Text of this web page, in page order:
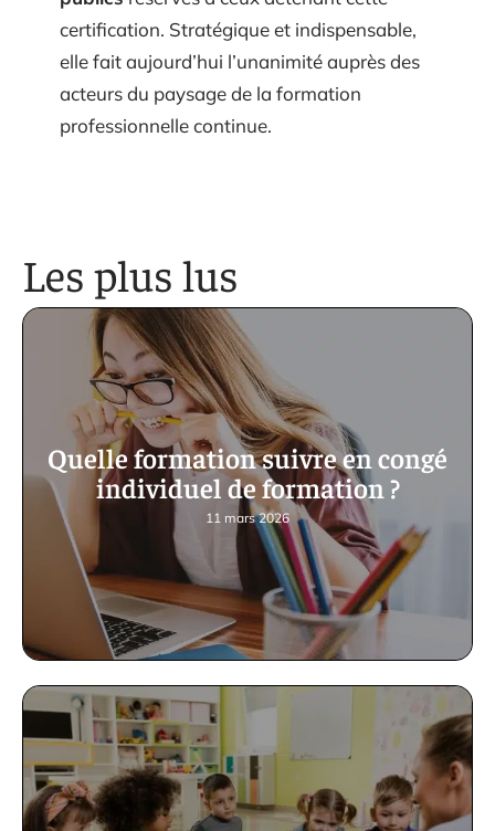
certification. Stratégique et indispensable,
elle fait aujourd’hui l’unanimité auprès des
acteurs du paysage de la formation
professionnelle continue.
Les plus lus
Quelle formation suivre en congé
individuel de formation ?
11 mars 2026